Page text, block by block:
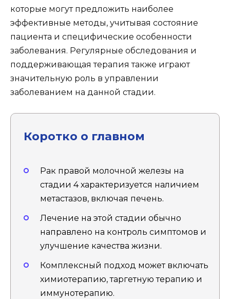
которые могут предложить наиболее
эффективные методы, учитывая состояние
пациента и специфические особенности
заболевания. Регулярные обследования и
поддерживающая терапия также играют
значительную роль в управлении
заболеванием на данной стадии.
Коротко о главном
Рак правой молочной железы на
стадии 4 характеризуется наличием
метастазов, включая печень.
Лечение на этой стадии обычно
направлено на контроль симптомов и
улучшение качества жизни.
Комплексный подход может включать
химиотерапию, таргетную терапию и
иммунотерапию.